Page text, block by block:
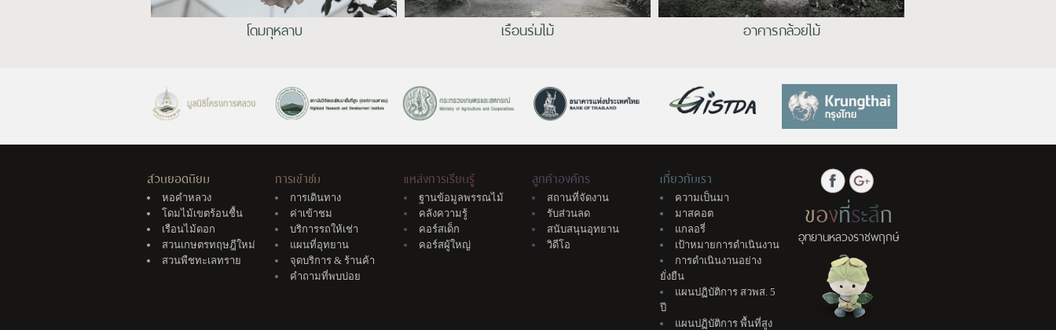
โดมกุหลาบ เรือนร่มไม้ อาคารกล้วยไม้
สวนยอดนิยม
หอคำหลวง
โดมไม้เขตร้อนชื้น
เรือนไม้ดอก
สวนเกษตรทฤษฎีใหม่
สวนพืชทะเลทราย
การเข้าชม
การเดินทาง
ค่าเข้าชม
บริการรถให้เช่า
แผนที่อุทยาน
จุดบริการ & ร้านค้า
คำถามที่พบบ่อย
แหล่งการเรียนรู้
ฐานข้อมูลพรรณไม้
คลังความรู้
คอร์สเด็ก
คอร์สผู้ใหญ่
ลูกค้าองค์กร
สถานที่จัดงาน
รับส่วนลด
สนับสนุนอุทยาน
วิดีโอ
เกี่ยวกับเรา
ความเป็นมา
มาสคอต
แกลอรี่
เป้าหมายการดำเนินงาน
การดำเนินงานอย่าง
ยั่งยืน
แผนปฏิบัติการ สวพส. 5
ปี
แผนปฏิบัติการ พื้นที่สูง
ของที่ระลึก
อุทยานหลวงราชพฤกษ์